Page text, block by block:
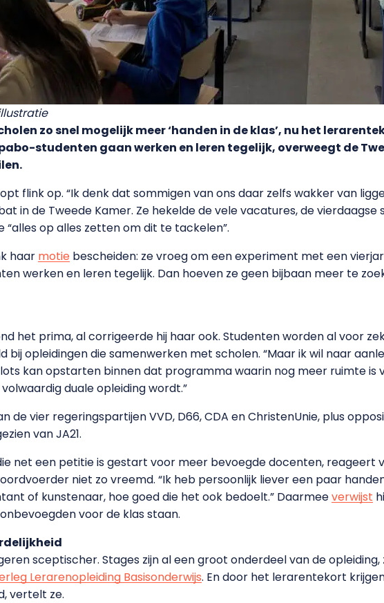
zo snel mogelijk meer ‘handen in de klas’, nu het
studenten gaan werken en leren tegelijk, overweegt de
flink op. “Ik denk dat sommigen van ons daar zelfs wakker van
in de Tweede Kamer. Ze hekelde de vele vacatures, de
“alles op alles zetten om dit te tackelen”.
haar motie bescheiden: ze vroeg om een experiment met een
werken en leren tegelijk. Dan hoeven ze geen bijbaan meer te
het prima, al corrigeerde hij haar ook. Studenten worden al voor
bij opleidingen die samenwerken met scholen. “Maar ik wil naar
kan opstarten binnen dat programma waarin nog meer ruimte is
duale opleiding wordt.”
de vier regeringspartijen VVD, D66, CDA en ChristenUnie, plus
van JA21.
net een petitie is gestart voor meer bevoegde docenten, reageert
niet zo vreemd. “Ik heb persoonlijk liever een paar
of kunstenaar, hoe goed die het ook bedoelt.” Daarmeeverwijst
voor de klas staan.
sceptischer. Stages zijn al een groot onderdeel van de
Lerarenopleiding Basisonderwijs. En door het lerarentekort
vertelt ze.